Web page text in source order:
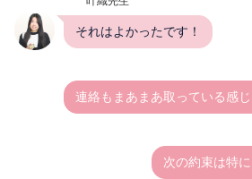
それはよかったです！
連絡もまあまあ取っている感じ
次の約束は特に